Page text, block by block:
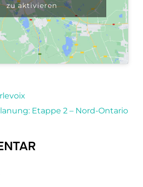
zu aktivieren
Etappe 2 – Nord-Ontario